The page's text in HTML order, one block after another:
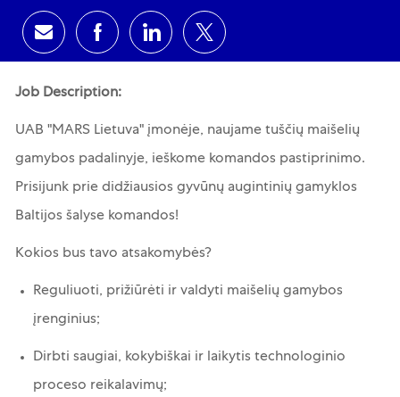
Share via email
Share via Facebook
Share via LinkedIn
Share via twitter
Job Description:
UAB "MARS Lietuva" įmonėje, naujame tuščių maišelių
gamybos padalinyje, ieškome komandos pastiprinimo.
Prisijunk prie didžiausios gyvūnų augintinių gamyklos
Baltijos šalyse komandos!
Kokios bus tavo atsakomybės?
Reguliuoti, prižiūrėti ir valdyti maišelių gamybos
įrenginius;
Dirbti saugiai, kokybiškai ir laikytis technologinio
proceso reikalavimų;